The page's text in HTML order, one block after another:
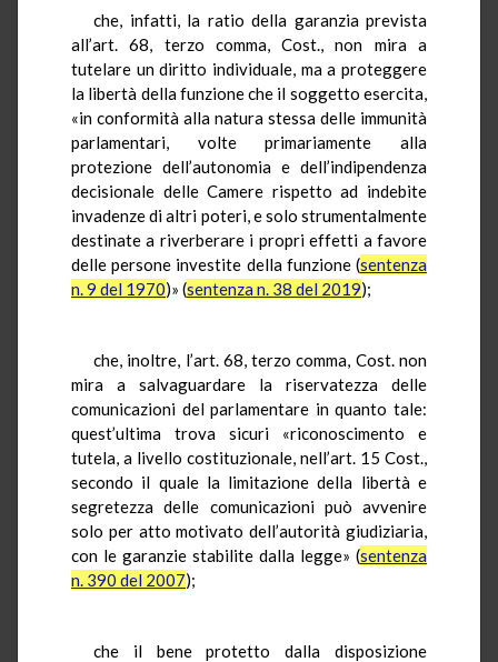
che, infatti, la ratio della garanzia prevista
all’art. 68, terzo comma, Cost., non mira a
tutelare un diritto individuale, ma a proteggere
la libertà della funzione che il soggetto esercita,
«in conformità alla natura stessa delle immunità
parlamentari, volte primariamente alla
protezione dell’autonomia e dell’indipendenza
decisionale delle Camere rispetto ad indebite
invadenze di altri poteri, e solo strumentalmente
destinate a riverberare i propri effetti a favore
delle persone investite della funzione (sentenza
n. 9 del 1970)» (sentenza n. 38 del 2019);
che, inoltre, l’art. 68, terzo comma, Cost. non
mira a salvaguardare la riservatezza delle
comunicazioni del parlamentare in quanto tale:
quest’ultima trova sicuri «riconoscimento e
tutela, a livello costituzionale, nell’art. 15 Cost.,
secondo il quale la limitazione della libertà e
segretezza delle comunicazioni può avvenire
solo per atto motivato dell’autorità giudiziaria,
con le garanzie stabilite dalla legge» (sentenza
n. 390 del 2007);
che il bene protetto dalla disposizione